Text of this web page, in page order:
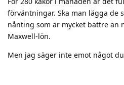
förväntningar. Ska man lägga de
nånting som är mycket bättre än
Maxwell-lön.
Men jag säger inte emot något